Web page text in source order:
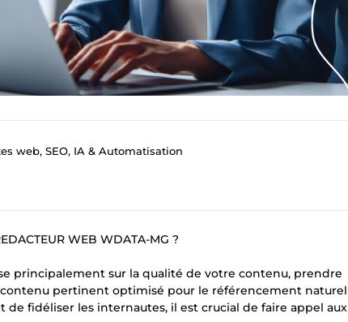
web, SEO, IA & Automatisation
WEB WDATA-MG ?
principalement sur la qualité de votre contenu, prendre
contenu pertinent optimisé pour le référencement naturel
fidéliser les internautes, il est crucial de faire appel aux